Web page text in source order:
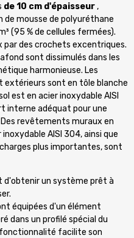
de 10 cm d'épaisseur,
de mousse de polyuréthane
(95 % de cellules fermées).
par des crochets excentriques.
sont dissimulés dans les
harmonieuse. Les
sont en tôle blanche
est en acier inoxydable AISI
interne adéquat pour une
revêtements muraux en
AISI 304, ainsi que
plus importantes, sont
d'obtenir un système prêt à
équipées d'un élément
dans un profilé spécial du
facilite son